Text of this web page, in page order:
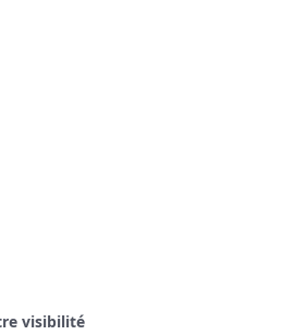
visibilité